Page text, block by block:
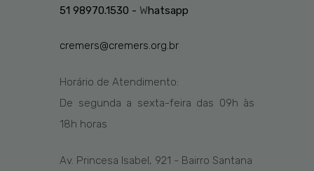
51 98970.1530 - Whatsapp
cremers@cremers.org.br
Horário de Atendimento:
De segunda a sexta-feira das 09h às
18h horas
Av. Princesa Isabel, 921 - Bairro Santana